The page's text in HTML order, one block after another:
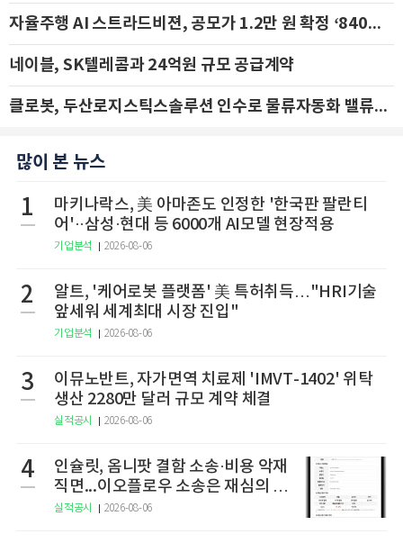
자율주행 AI 스트라드비젼, 공모가 1.2만 원 확정 ‘840억 수혈’
네이블, SK텔레콤과 24억원 규모 공급계약
클로봇, 두산로지스틱스솔루션 인수로 물류자동화 밸류체인 확장 추진 - IBK투자증권
많이 본 뉴스
1
마키나락스, 美 아마존도 인정한 '한국판 팔란티
어'··삼성·현대 등 6000개 AI모델 현장적용
기업분석 2026-08-06
2
알트, '케어로봇 플랫폼' 美 특허취득…"HRI기술
앞세워 세계최대 시장 진입"
기업분석 2026-08-06
3
이뮤노반트, 자가면역 치료제 'IMVT-1402' 위탁
생산 2280만 달러 규모 계약 체결
실적공시 2026-08-06
4
인슐릿, 옴니팟 결함 소송·비용 악재
직면...이오플로우 소송은 재심의 청
구
실적공시 2026-08-06